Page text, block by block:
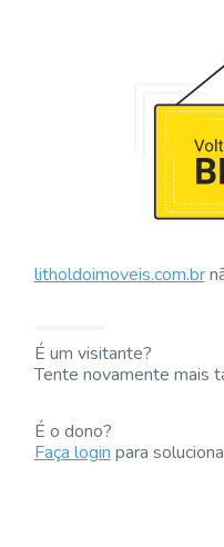
litholdoimoveis.com.br
É um visitante?
Tente novamente mais
É o dono?
Faça loginpara